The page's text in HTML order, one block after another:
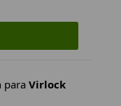
para Virlock